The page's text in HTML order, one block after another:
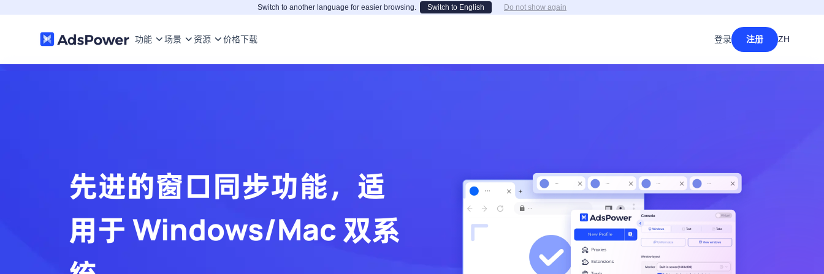
Switch to another language for easier browsing. Switch to English Do not show again
功能 场景 资源 价格下载 登录 注册 ZH
先进的窗口同步功能，适
用于 Windows/Mac 双系